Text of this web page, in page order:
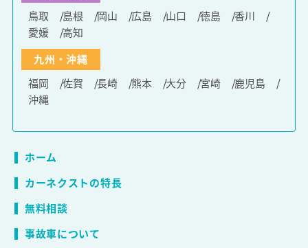
鳥取
島根 岡山 広島 山口 徳島
香川
愛媛
高知
九州・沖縄
福岡
佐賀 長崎 熊本 大分 宮崎
鹿児島
沖縄
ホーム
カーネクストの特長
無料相談
事故車について